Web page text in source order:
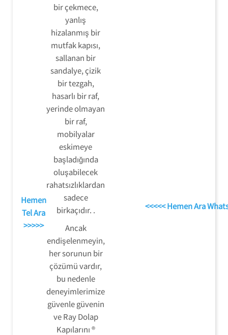
Hemen
Tel Ara
>>>>>
bir çekmece,
yanlış
hizalanmış bir
mutfak kapısı,
sallanan bir
sandalye, çizik
bir tezgah,
hasarlı bir raf,
yerinde olmayan
bir raf,
mobilyalar
eskimeye
başladığında
oluşabilecek
rahatsızlıklardan
sadece
birkaçıdır. .
Ancak
endişelenmeyin,
her sorunun bir
çözümü vardır,
bu nedenle
deneyimlerimize
güvenle güvenin
ve Ray Dolap
Kapılarını ®
<<<<< Hemen Ara